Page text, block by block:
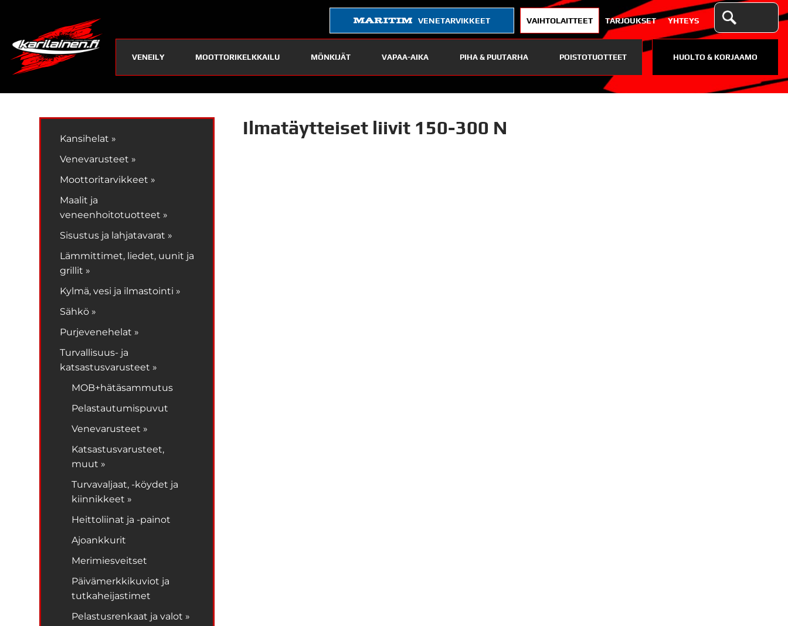
VENETARVIKKEET VAIHTOLAITTEET TARJOUKSET YHTEYS
VENEILY MOOTTORIKELKKAILU MÖNKIJÄT VAPAA-AIKA PIHA & PUUTARHA POISTOTUOTTEET HUOLTO & KORJAAMO
Kansihelat »
Venevarusteet »
Moottoritarvikkeet »
Maalit ja
veneenhoitotuotteet »
Sisustus ja lahjatavarat »
Lämmittimet, liedet, uunit ja
grillit »
Kylmä, vesi ja ilmastointi »
Sähkö »
Purjevenehelat »
Turvallisuus- ja
katsastusvarusteet »
MOB+hätäsammutus
Pelastautumispuvut
Venevarusteet »
Katsastusvarusteet,
muut »
Turvavaljaat, -köydet ja
kiinnikkeet »
Heittoliinat ja -painot
Ajoankkurit
Merimiesveitset
Päivämerkkikuviot ja
tutkaheijastimet
Pelastusrenkaat ja valot »
Ilmatäytteiset liivit 150-300 N